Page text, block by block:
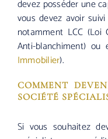
devez posséder une
vous devez avoir
notamment LCC (Loi
Anti-blanchiment) ou
Immobilier).
COMMENT
SOCIÉTÉ
Si vous souhaitez